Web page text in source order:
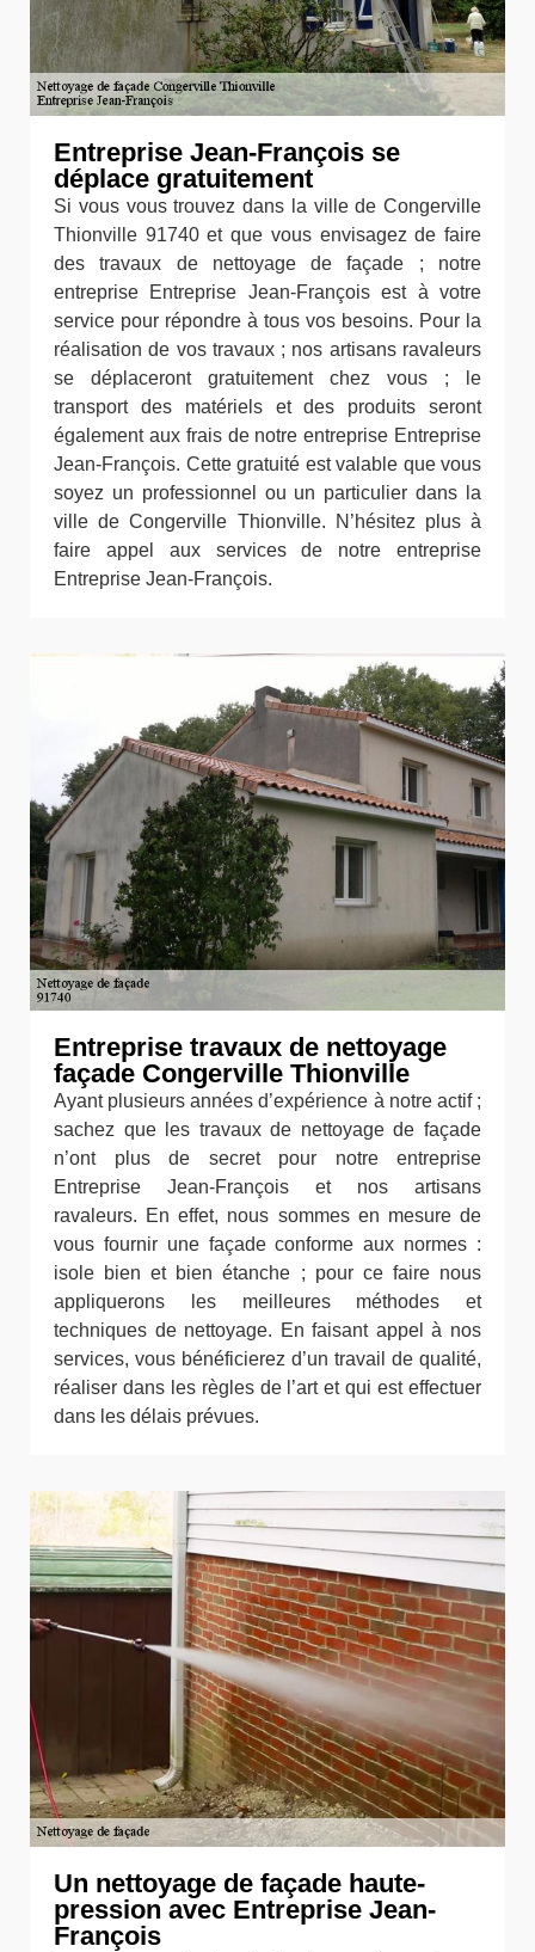
Entreprise Jean-François se
déplace gratuitement
Si vous vous trouvez dans la ville de Congerville
Thionville 91740 et que vous envisagez de faire
des travaux de nettoyage de façade ; notre
entreprise Entreprise Jean-François est à votre
service pour répondre à tous vos besoins. Pour la
réalisation de vos travaux ; nos artisans ravaleurs
se déplaceront gratuitement chez vous ; le
transport des matériels et des produits seront
également aux frais de notre entreprise Entreprise
Jean-François. Cette gratuité est valable que vous
soyez un professionnel ou un particulier dans la
ville de Congerville Thionville. N’hésitez plus à
faire appel aux services de notre entreprise
Entreprise Jean-François.
Entreprise travaux de nettoyage
façade Congerville Thionville
Ayant plusieurs années d’expérience à notre actif ;
sachez que les travaux de nettoyage de façade
n’ont plus de secret pour notre entreprise
Entreprise Jean-François et nos artisans
ravaleurs. En effet, nous sommes en mesure de
vous fournir une façade conforme aux normes :
isole bien et bien étanche ; pour ce faire nous
appliquerons les meilleures méthodes et
techniques de nettoyage. En faisant appel à nos
services, vous bénéficierez d’un travail de qualité,
réaliser dans les règles de l’art et qui est effectuer
dans les délais prévues.
Un nettoyage de façade haute-
pression avec Entreprise Jean-
François